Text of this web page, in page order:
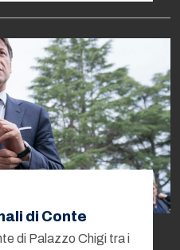
di Conte
di Palazzo Chigi tra i